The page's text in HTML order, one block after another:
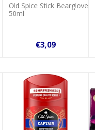
Old Spice Stick Bearglove
50ml
€3,09